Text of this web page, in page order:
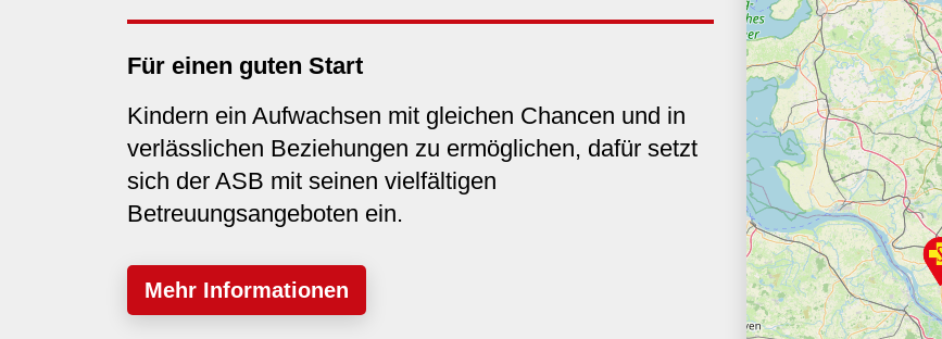
Für einen guten Start
Kindern ein Aufwachsen mit gleichen Chancen und in
verlässlichen Beziehungen zu ermöglichen, dafür setzt
sich der ASB mit seinen vielfältigen
Betreuungsangeboten ein.
Mehr Informationen